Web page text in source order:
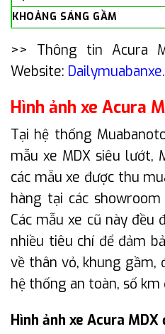
KHOẢNG SÁNG GẦM
>> Thông tin Acura
Website:
Hình ảnh xe Acura
Tại hệ thống
mẫu xe MDX siêu lướt,
các mẫu xe được thu
hàng tại các
Các mẫu xe cũ này
nhiều tiêu chí để đảm
về thân vỏ, khung gầm,
hệ thống an toàn, số km
Hình ảnh xe Acura MDX